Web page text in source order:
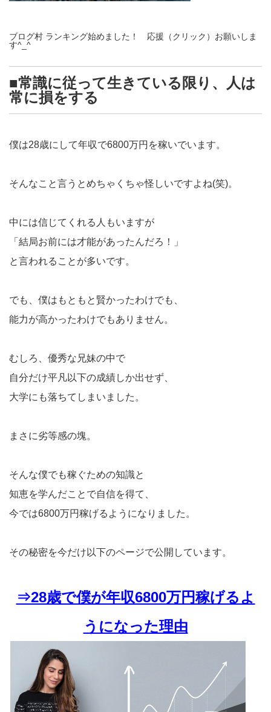
ブログ村 ランキング始めました！ 応援（クリック）お願いしま
す^_^
■常識に従って生きている限り、人は
常に損をする
僕は28歳にして年収で6800万円を稼いでいます。
そんなこと言うとめちゃくちゃ怪しいですよね(笑)。
中には信じてくれる人もいますが
「結局お前には才能があったんだろ！」
と言われることが多いです。
でも、僕はもともと賢かったわけでも、
能力が高かったわけでもありません。
むしろ、優秀な兄妹の中で
自分だけ平凡以下の成績しか出せず、
大学にも落ちてしまいました。
まさに劣等感の塊。
そんな僕でも稼ぐための知識と
知恵を学んだことで自信を得て、
今では6800万円稼げるようになりました。
その秘密を今だけ以下のページで公開しています。
⇒28歳で僕が年収6800万円稼げるよ
うになった理由